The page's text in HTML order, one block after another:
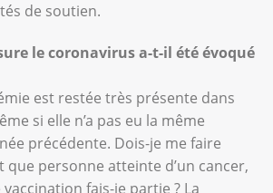
de soutien.
le coronavirus a-t-il été évoqué
est restée très présente dans
si elle n’a pas eu la même
précédente. Dois-je me faire
que personne atteinte d’un cancer,
fais-je partie ? La